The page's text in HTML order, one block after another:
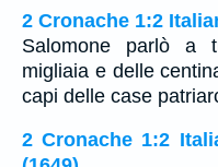
2 Cronache 1:2
Salomone parlò a
migliaia e delle
capi delle case
2 Cronache 1:2